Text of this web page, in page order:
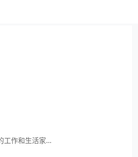
集卡人自己的工作和生活家园！